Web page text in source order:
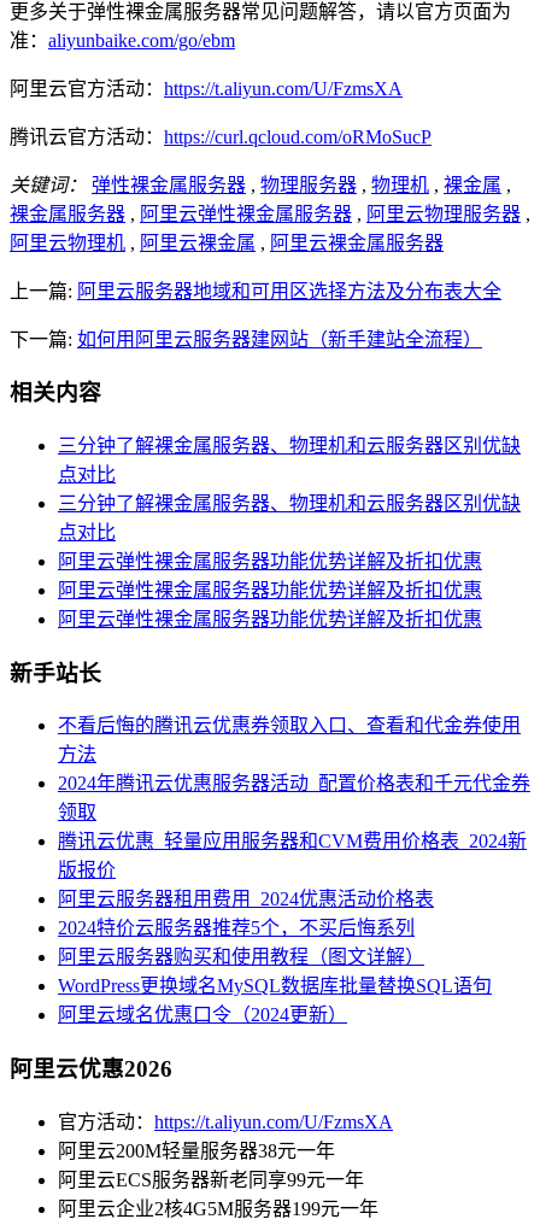
更多关于弹性裸金属服务器常见问题解答，请以官方页面为
准： aliyunbaike.com/go/ebm
阿里云官方活动： https://t.aliyun.com/U/FzmsXA
腾讯云官方活动： https://curl.qcloud.com/oRMoSucP
关键词： 弹性裸金属服务器 , 物理服务器 , 物理机 , 裸金属 ,
裸金属服务器 , 阿里云弹性裸金属服务器 , 阿里云物理服务器 ,
阿里云物理机 , 阿里云裸金属 , 阿里云裸金属服务器
上一篇: 阿里云服务器地域和可用区选择方法及分布表大全
下一篇: 如何用阿里云服务器建网站（新手建站全流程）
相关内容
三分钟了解裸金属服务器、物理机和云服务器区别优缺
点对比
三分钟了解裸金属服务器、物理机和云服务器区别优缺
点对比
阿里云弹性裸金属服务器功能优势详解及折扣优惠
阿里云弹性裸金属服务器功能优势详解及折扣优惠
阿里云弹性裸金属服务器功能优势详解及折扣优惠
新手站长
不看后悔的腾讯云优惠券领取入口、查看和代金券使用
方法
2024年腾讯云优惠服务器活动_配置价格表和千元代金券
领取
腾讯云优惠_轻量应用服务器和CVM费用价格表_2024新
版报价
阿里云服务器租用费用_2024优惠活动价格表
2024特价云服务器推荐5个，不买后悔系列
阿里云服务器购买和使用教程（图文详解）
WordPress更换域名MySQL数据库批量替换SQL语句
阿里云域名优惠口令（2024更新）
阿里云优惠2026
官方活动： https://t.aliyun.com/U/FzmsXA
阿里云200M轻量服务器38元一年
阿里云ECS服务器新老同享99元一年
阿里云企业2核4G5M服务器199元一年